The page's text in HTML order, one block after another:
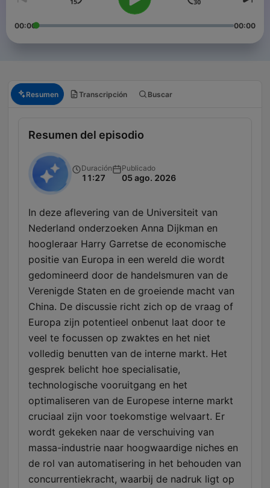
00:00 00:00
Resumen Transcripción Buscar
Resumen del episodio
Duración
11:27
Publicado
05 ago. 2026
In deze aflevering van de Universiteit van
Nederland onderzoeken Anna Dijkman en
hoogleraar Harry Garretse de economische
positie van Europa in een wereld die wordt
gedomineerd door de handelsmuren van de
Verenigde Staten en de groeiende macht van
China. De discussie richt zich op de vraag of
Europa zijn potentieel onbenut laat door te
veel te focussen op zwaktes en het niet
volledig benutten van de interne markt. Het
gesprek belicht hoe specialisatie,
technologische vooruitgang en het
optimaliseren van de Europese interne markt
cruciaal zijn voor toekomstige welvaart. Er
wordt gekeken naar de verschuiving van
massa-industrie naar hoogwaardige niches en
de rol van automatisering in het behouden van
concurrentiekracht, waarbij de nadruk ligt op